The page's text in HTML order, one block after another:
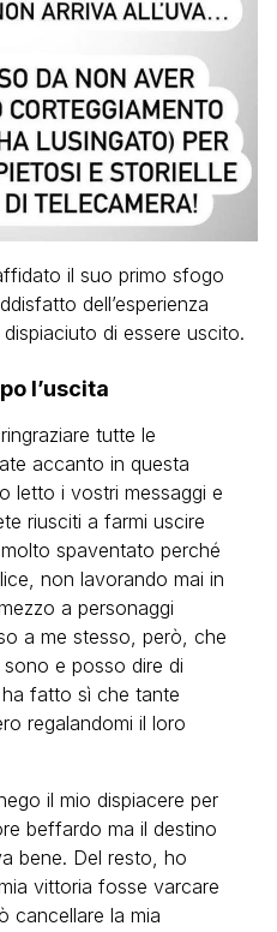
il suo primo sfogo
dell’esperienza
di essere uscito.
l’uscita
tutte le
accanto in questa
letto i vostri messaggi e
riusciti a farmi uscire
spaventato perché
non lavorando mai in
a personaggi
a me stesso, però, che
e posso dire di
fatto sì che tante
regalandomi il loro
il mio dispiacere per
beffardo ma il destino
bene. Del resto, ho
vittoria fosse varcare
cancellare la mia